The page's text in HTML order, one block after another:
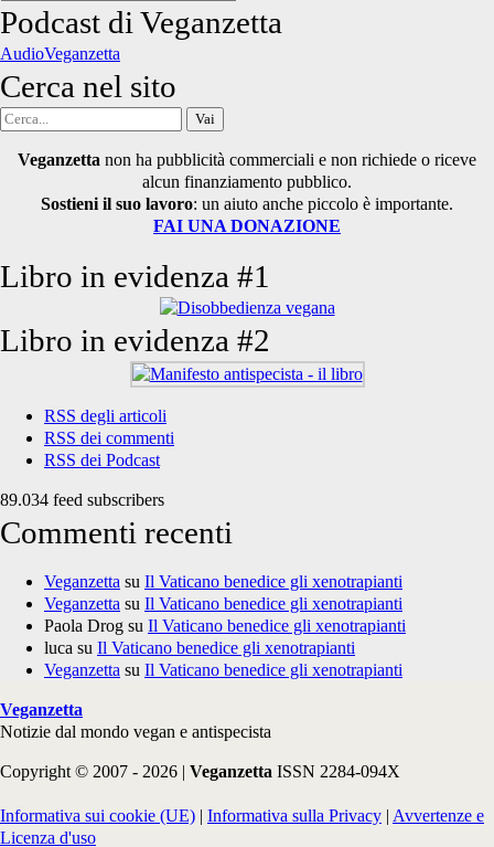
degli
articoli
Podcast di Veganzetta
AudioVeganzetta
Cerca nel sito
Cerca
Veganzetta non ha pubblicità commerciali e non richiede o riceve
alcun finanziamento pubblico.
Sostieni il suo lavoro: un aiuto anche piccolo è importante.
FAI UNA DONAZIONE
Libro in evidenza #1
Libro in evidenza #2
RSS degli articoli
RSS dei commenti
RSS dei Podcast
89.034 feed subscribers
Commenti recenti
Veganzetta su Il Vaticano benedice gli xenotrapianti
Veganzetta su Il Vaticano benedice gli xenotrapianti
Paola Drog su Il Vaticano benedice gli xenotrapianti
luca su Il Vaticano benedice gli xenotrapianti
Veganzetta su Il Vaticano benedice gli xenotrapianti
Veganzetta
Notizie dal mondo vegan e antispecista
Copyright © 2007 - 2026 | Veganzetta ISSN 2284-094X
Informativa sui cookie (UE) | Informativa sulla Privacy | Avvertenze e
Licenza d'uso